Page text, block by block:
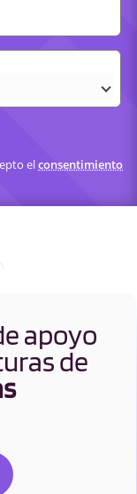
elconsentimiento
apoyo
de